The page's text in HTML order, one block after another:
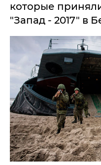
которые
"Запад - 2017" в